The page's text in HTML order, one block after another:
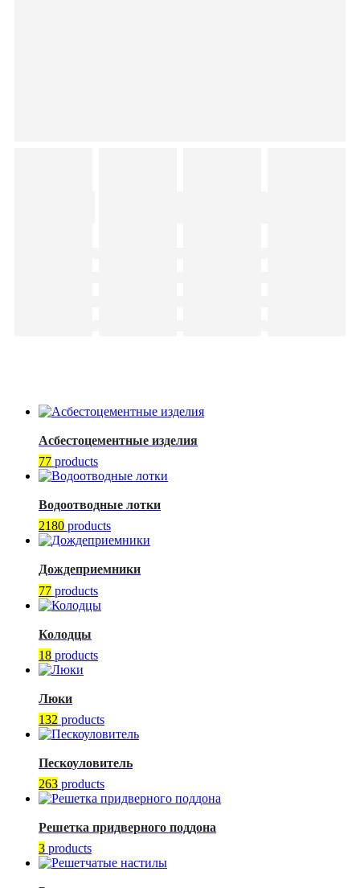
Асбестоцементные изделия
77 products
Водоотводные лотки
2180 products
Дождеприемники
77 products
Колодцы
18 products
Люки
132 products
Пескоуловитель
263 products
Решетка придверного поддона
3 products